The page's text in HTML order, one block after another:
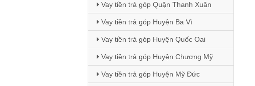
Vay tiền trả góp Quận Thanh Xuân
Vay tiền trả góp Huyện Ba Vì
Vay tiền trả góp Huyện Quốc Oai
Vay tiền trả góp Huyện Chương Mỹ
Vay tiền trả góp Huyện Mỹ Đức